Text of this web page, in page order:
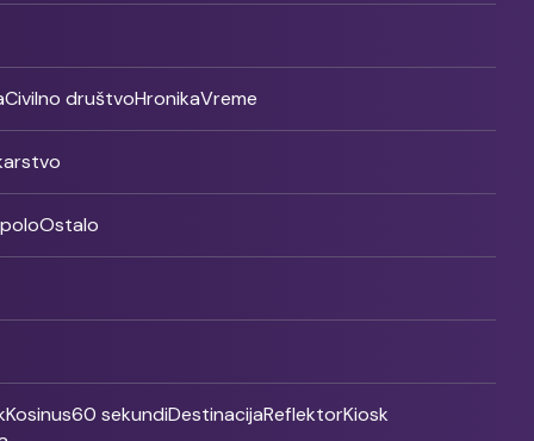
Civilno društvoHronikaVreme
Ostalo
Kosinus60 sekundiDestinacijaReflektorKiosk